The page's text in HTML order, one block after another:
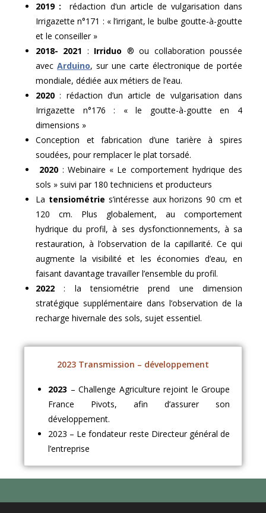
2019 :rédaction d’un article de vulgarisation dans
Irrigazette n°171 : « l’irrigant, le bulbe goutte-à-goutte
et le conseiller »
2018- 2021 : Irriduo ® ou collaboration poussée
avec Arduino, sur une carte électronique de portée
mondiale, dédiée aux métiers de l’eau.
2020 : rédaction d’un article de vulgarisation dans
Irrigazette n°176 : « le goutte-à-goutte en 4
dimensions »
Conception et fabrication d’une tarière à spires
soudées, pour remplacer le plat torsadé.
2020 : Webinaire « Le comportement hydrique des
sols » suivi par 180 techniciens et producteurs
La tensiométrie s’intéresse aux horizons 90 cm et
120 cm. Plus globalement, au comportement
hydrique du profil, à ses dysfonctionnements, à sa
restauration, à l’observation de la capillarité. Ce qui
augmente la visibilité et les économies d’eau, en
faisant davantage travailler l’ensemble du profil.
2022 : la tensiométrie prend une dimension
stratégique supplémentaire dans l’observation de la
recharge hivernale des sols, sujet essentiel.
2023 Transmission – développement
2023 – Challenge Agriculture rejoint le Groupe
France Pivots, afin d’assurer son
développement.
2023 – Le fondateur reste Directeur général de
l’entreprise